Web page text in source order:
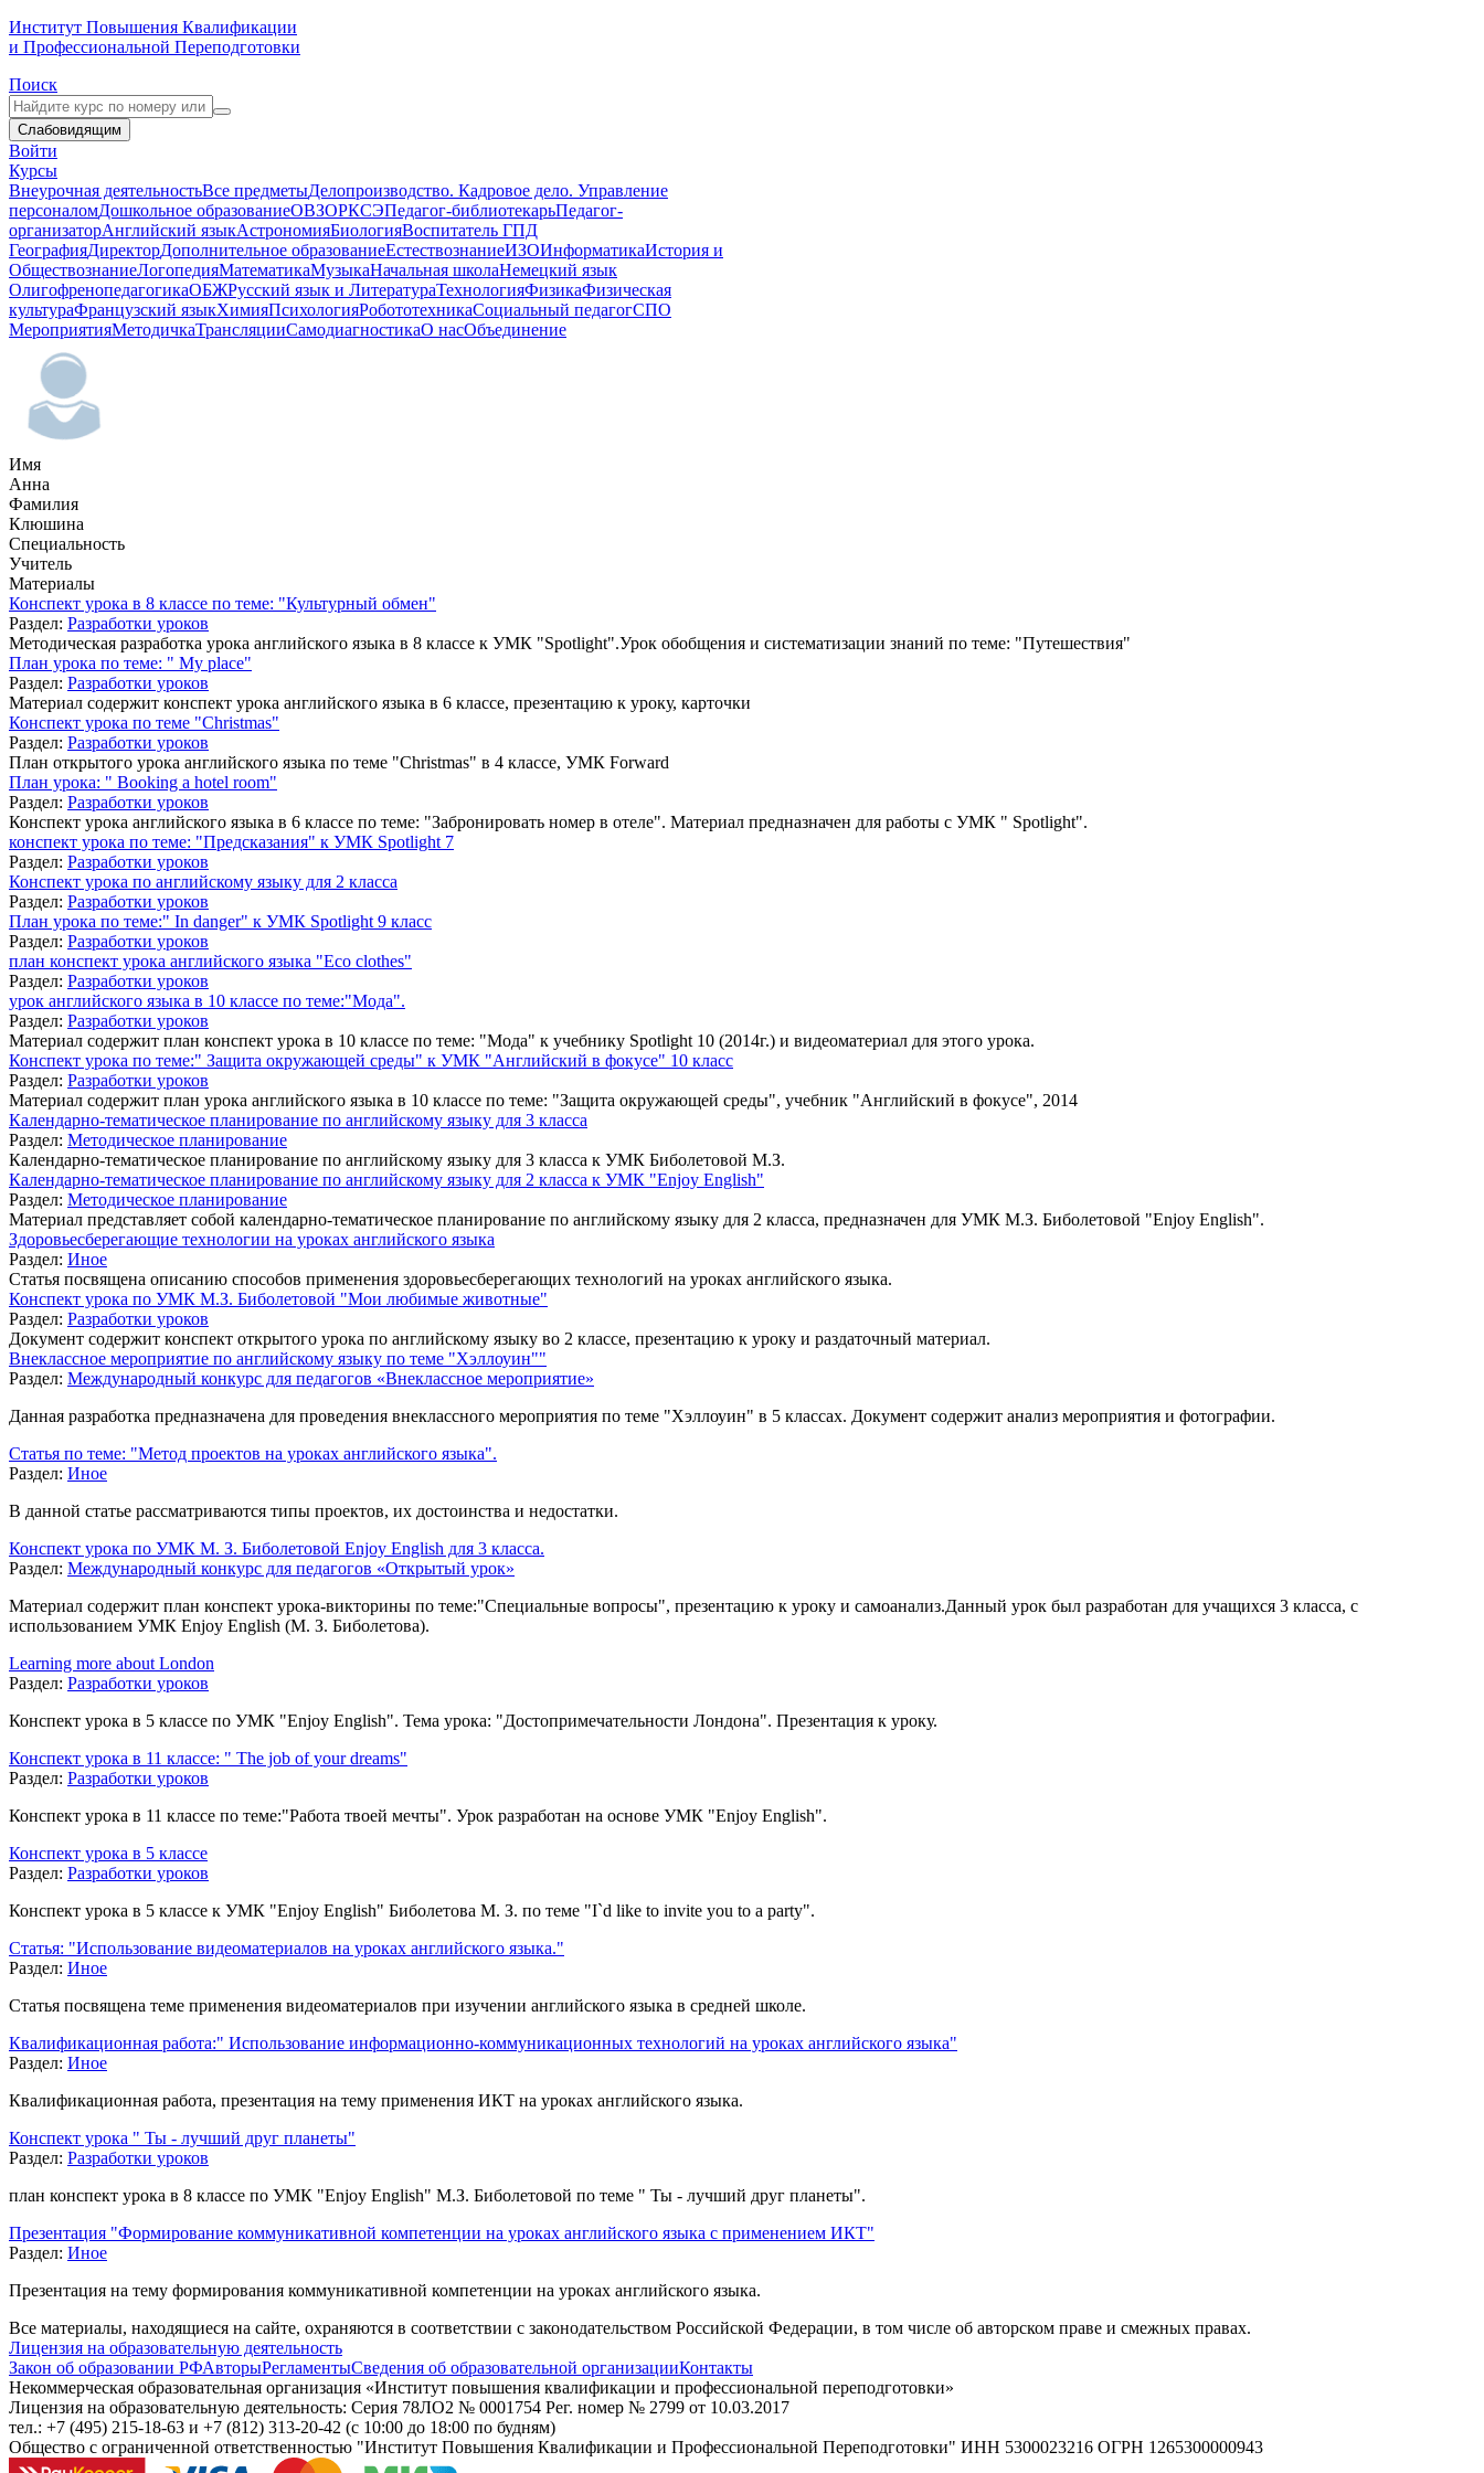
Институт Повышения Квалификации
и Профессиональной Переподготовки
Поиск
Слабовидящим
Войти
Курсы
Внеурочная деятельностьВсе предметыДелопроизводство. Кадровое дело. Управление
персоналомДошкольное образованиеОВЗОРКСЭПедагог-библиотекарьПедагог-
организаторАнглийский языкАстрономияБиологияВоспитатель ГПД
ГеографияДиректорДополнительное образованиеЕстествознаниеИЗОИнформатикаИстория и
ОбществознаниеЛогопедияМатематикаМузыкаНачальная школаНемецкий язык
ОлигофренопедагогикаОБЖРусский язык и ЛитератураТехнологияФизикаФизическая
культураФранцузский языкХимияПсихологияРобототехникаСоциальный педагогСПО
МероприятияМетодичкаТрансляцииСамодиагностикаО насОбъединение
Имя
Анна
Фамилия
Клюшина
Специальность
Учитель
Материалы
Конспект урока в 8 классе по теме: "Культурный обмен"
Раздел: Разработки уроков
Методическая разработка урока английского языка в 8 классе к УМК "Spotlight".Урок обобщения и систематизации знаний по теме: "Путешествия"
План урока по теме: " My place"
Раздел: Разработки уроков
Материал содержит конспект урока английского языка в 6 классе, презентацию к уроку, карточки
Конспект урока по теме "Christmas"
Раздел: Разработки уроков
План открытого урока английского языка по теме "Christmas" в 4 классе, УМК Forward
План урока: " Booking a hotel room"
Раздел: Разработки уроков
Конспект урока английского языка в 6 классе по теме: "Забронировать номер в отеле". Материал предназначен для работы с УМК " Spotlight".
конспект урока по теме: "Предсказания" к УМК Spotlight 7
Раздел: Разработки уроков
Конспект урока по английскому языку для 2 класса
Раздел: Разработки уроков
План урока по теме:" In danger" к УМК Spotlight 9 класс
Раздел: Разработки уроков
план конспект урока английского языка "Eco clothes"
Раздел: Разработки уроков
урок английского языка в 10 классе по теме:"Мода".
Раздел: Разработки уроков
Материал содержит план конспект урока в 10 классе по теме: "Мода" к учебнику Spotlight 10 (2014г.) и видеоматериал для этого урока.
Конспект урока по теме:" Защита окружающей среды" к УМК "Английский в фокусе" 10 класс
Раздел: Разработки уроков
Материал содержит план урока английского языка в 10 классе по теме: "Защита окружающей среды", учебник "Английский в фокусе", 2014
Календарно-тематическое планирование по английскому языку для 3 класса
Раздел: Методическое планирование
Календарно-тематическое планирование по английскому языку для 3 класса к УМК Биболетовой М.З.
Календарно-тематическое планирование по английскому языку для 2 класса к УМК "Enjoy English"
Раздел: Методическое планирование
Материал представляет собой календарно-тематическое планирование по английскому языку для 2 класса, предназначен для УМК М.З. Биболетовой "Enjoy English".
Здоровьесберегающие технологии на уроках английского языка
Раздел: Иное
Статья посвящена описанию способов применения здоровьесберегающих технологий на уроках английского языка.
Конспект урока по УМК М.З. Биболетовой "Мои любимые животные"
Раздел: Разработки уроков
Документ содержит конспект открытого урока по английскому языку во 2 классе, презентацию к уроку и раздаточный материал.
Внеклассное мероприятие по английскому языку по теме "Хэллоуин""
Раздел: Международный конкурс для педагогов «Внеклассное мероприятие»
Данная разработка предназначена для проведения внеклассного мероприятия по теме "Хэллоуин" в 5 классах. Документ содержит анализ мероприятия и фотографии.
Статья по теме: "Метод проектов на уроках английского языка".
Раздел: Иное
В данной статье рассматриваются типы проектов, их достоинства и недостатки.
Конспект урока по УМК М. З. Биболетовой Enjoy English для 3 класса.
Раздел: Международный конкурс для педагогов «Открытый урок»
Материал содержит план конспект урока-викторины по теме:"Специальные вопросы", презентацию к уроку и самоанализ.Данный урок был разработан для учащихся 3 класса, с
использованием УМК Enjoy English (М. З. Биболетова).
Learning more about London
Раздел: Разработки уроков
Конспект урока в 5 классе по УМК "Enjoy English". Тема урока: "Достопримечательности Лондона". Презентация к уроку.
Конспект урока в 11 классе: " The job of your dreams"
Раздел: Разработки уроков
Конспект урока в 11 классе по теме:"Работа твоей мечты". Урок разработан на основе УМК "Enjoy English".
Конспект урока в 5 классе
Раздел: Разработки уроков
Конспект урока в 5 классе к УМК "Enjoy English" Биболетова М. З. по теме "I`d like to invite you to a party".
Статья: "Использование видеоматериалов на уроках английского языка."
Раздел: Иное
Статья посвящена теме применения видеоматериалов при изучении английского языка в средней школе.
Квалификационная работа:" Использование информационно-коммуникационных технологий на уроках английского языка"
Раздел: Иное
Квалификационная работа, презентация на тему применения ИКТ на уроках английского языка.
Конспект урока " Ты - лучший друг планеты"
Раздел: Разработки уроков
план конспект урока в 8 классе по УМК "Enjoy English" М.З. Биболетовой по теме " Ты - лучший друг планеты".
Презентация "Формирование коммуникативной компетенции на уроках английского языка с применением ИКТ"
Раздел: Иное
Презентация на тему формирования коммуникативной компетенции на уроках английского языка.
Все материалы, находящиеся на сайте, охраняются в соответствии с законодательством Российской Федерации, в том числе об авторском праве и смежных правах.
Лицензия на образовательную деятельность
Закон об образовании РФАвторыРегламентыСведения об образовательной организацииКонтакты
Некоммерческая образовательная организация «Институт повышения квалификации и профессиональной переподготовки»
Лицензия на образовательную деятельность: Серия 78ЛО2 № 0001754 Рег. номер № 2799 от 10.03.2017
тел.: +7 (495) 215-18-63 и +7 (812) 313-20-42 (с 10:00 до 18:00 по будням)
Общество с ограниченной ответственностью "Институт Повышения Квалификации и Профессиональной Переподготовки" ИНН 5300023216 ОГРН 1265300000943